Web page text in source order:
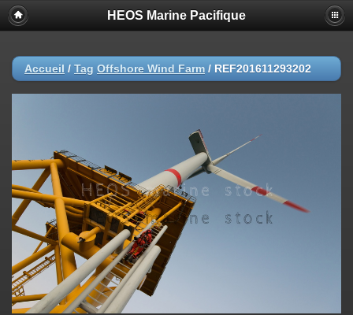
HEOS Marine Pacifique
Accueil / Tag Offshore Wind Farm / REF201611293202